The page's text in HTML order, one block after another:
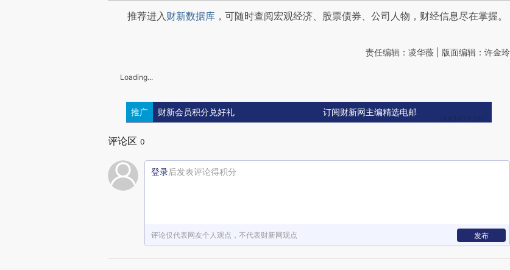
推荐进入财新数据库 ，可随时查阅宏观经济、股票债券、公司人物，财经信息尽在掌握。
责任编辑：凌华薇 | 版面编辑：许金玲
Loading...
推广 财新会员积分兑好礼 订阅财新网主编精选电邮
评论区 0
登录后发表评论得积分
评论仅代表网友个人观点，不代表财新网观点 发布